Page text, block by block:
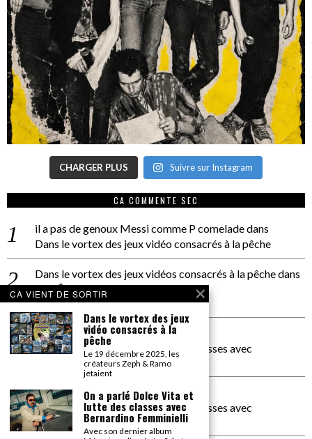
CHARGER PLUS Suivre sur Instagram
CA COMMENTE SEC
il a pas de genoux Messi comme P comeladedans
Dans le vortex des jeux vidéo consacrés à la pêche
Dans le vortex des jeux vidéos consacrés à la pêchedans
PACÔME THIELLEMENT
La séance d’Hip Gnose
La Patrie
dans
On a parlé Dolce Vita et lutte des classes avec
Bernardino Femminielli
carte noire negra à l'o tiededans
On a parlé Dolce Vita et lutte des classes avec
Bernardino Femminielli
CA VIENT DE SORTIR
Dans le vortex des jeux
vidéo consacrés à la
pêche
Le 19 décembre 2025, les
créateurs Zeph & Ramo
jetaient
On a parlé Dolce Vita et
lutte des classes avec
Bernardino Femminielli
Avec son dernier album